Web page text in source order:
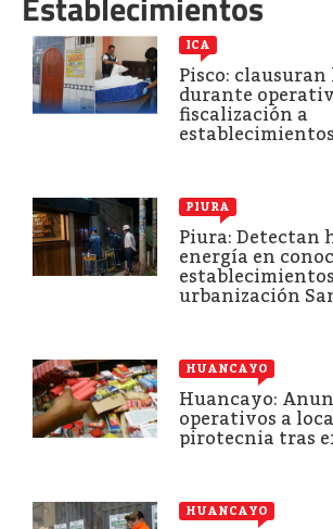
ICA
Pisco: clausuran
durante
fiscalización a
establecimientos
PIURA
Piura: Detectan
energía en
urbanización
HUANCAYO
Huancayo:
operativos a
pirotecnia tras
HUANCAYO